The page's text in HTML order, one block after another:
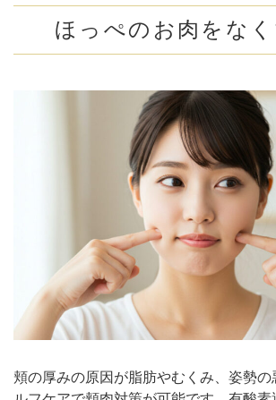
ほっぺのお肉をな
頬の厚みの原因が脂肪やむくみ、姿勢